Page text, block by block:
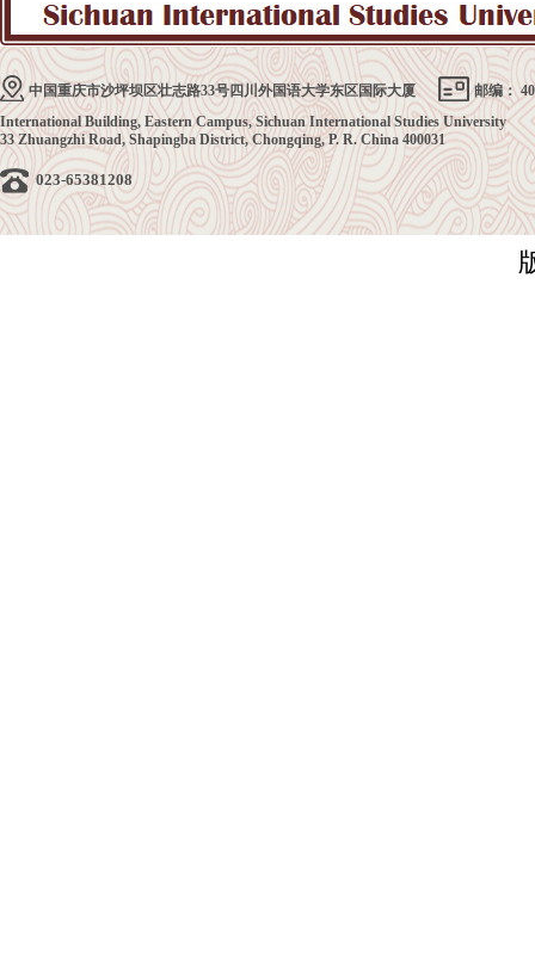
中国重庆市沙坪坝区壮志路33号四川外国语大学东区国际大厦
邮编：
International Building, Eastern Campus, Sichuan International Studies University
33 Zhuangzhi Road, Shapingba District, Chongqing, P. R. China 400031
023-65381208